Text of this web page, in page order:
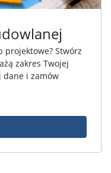
projektowe? Stwórz
zakres Twojej
dane i zamów